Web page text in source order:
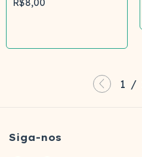
R$8,00
1 /
Siga-nos